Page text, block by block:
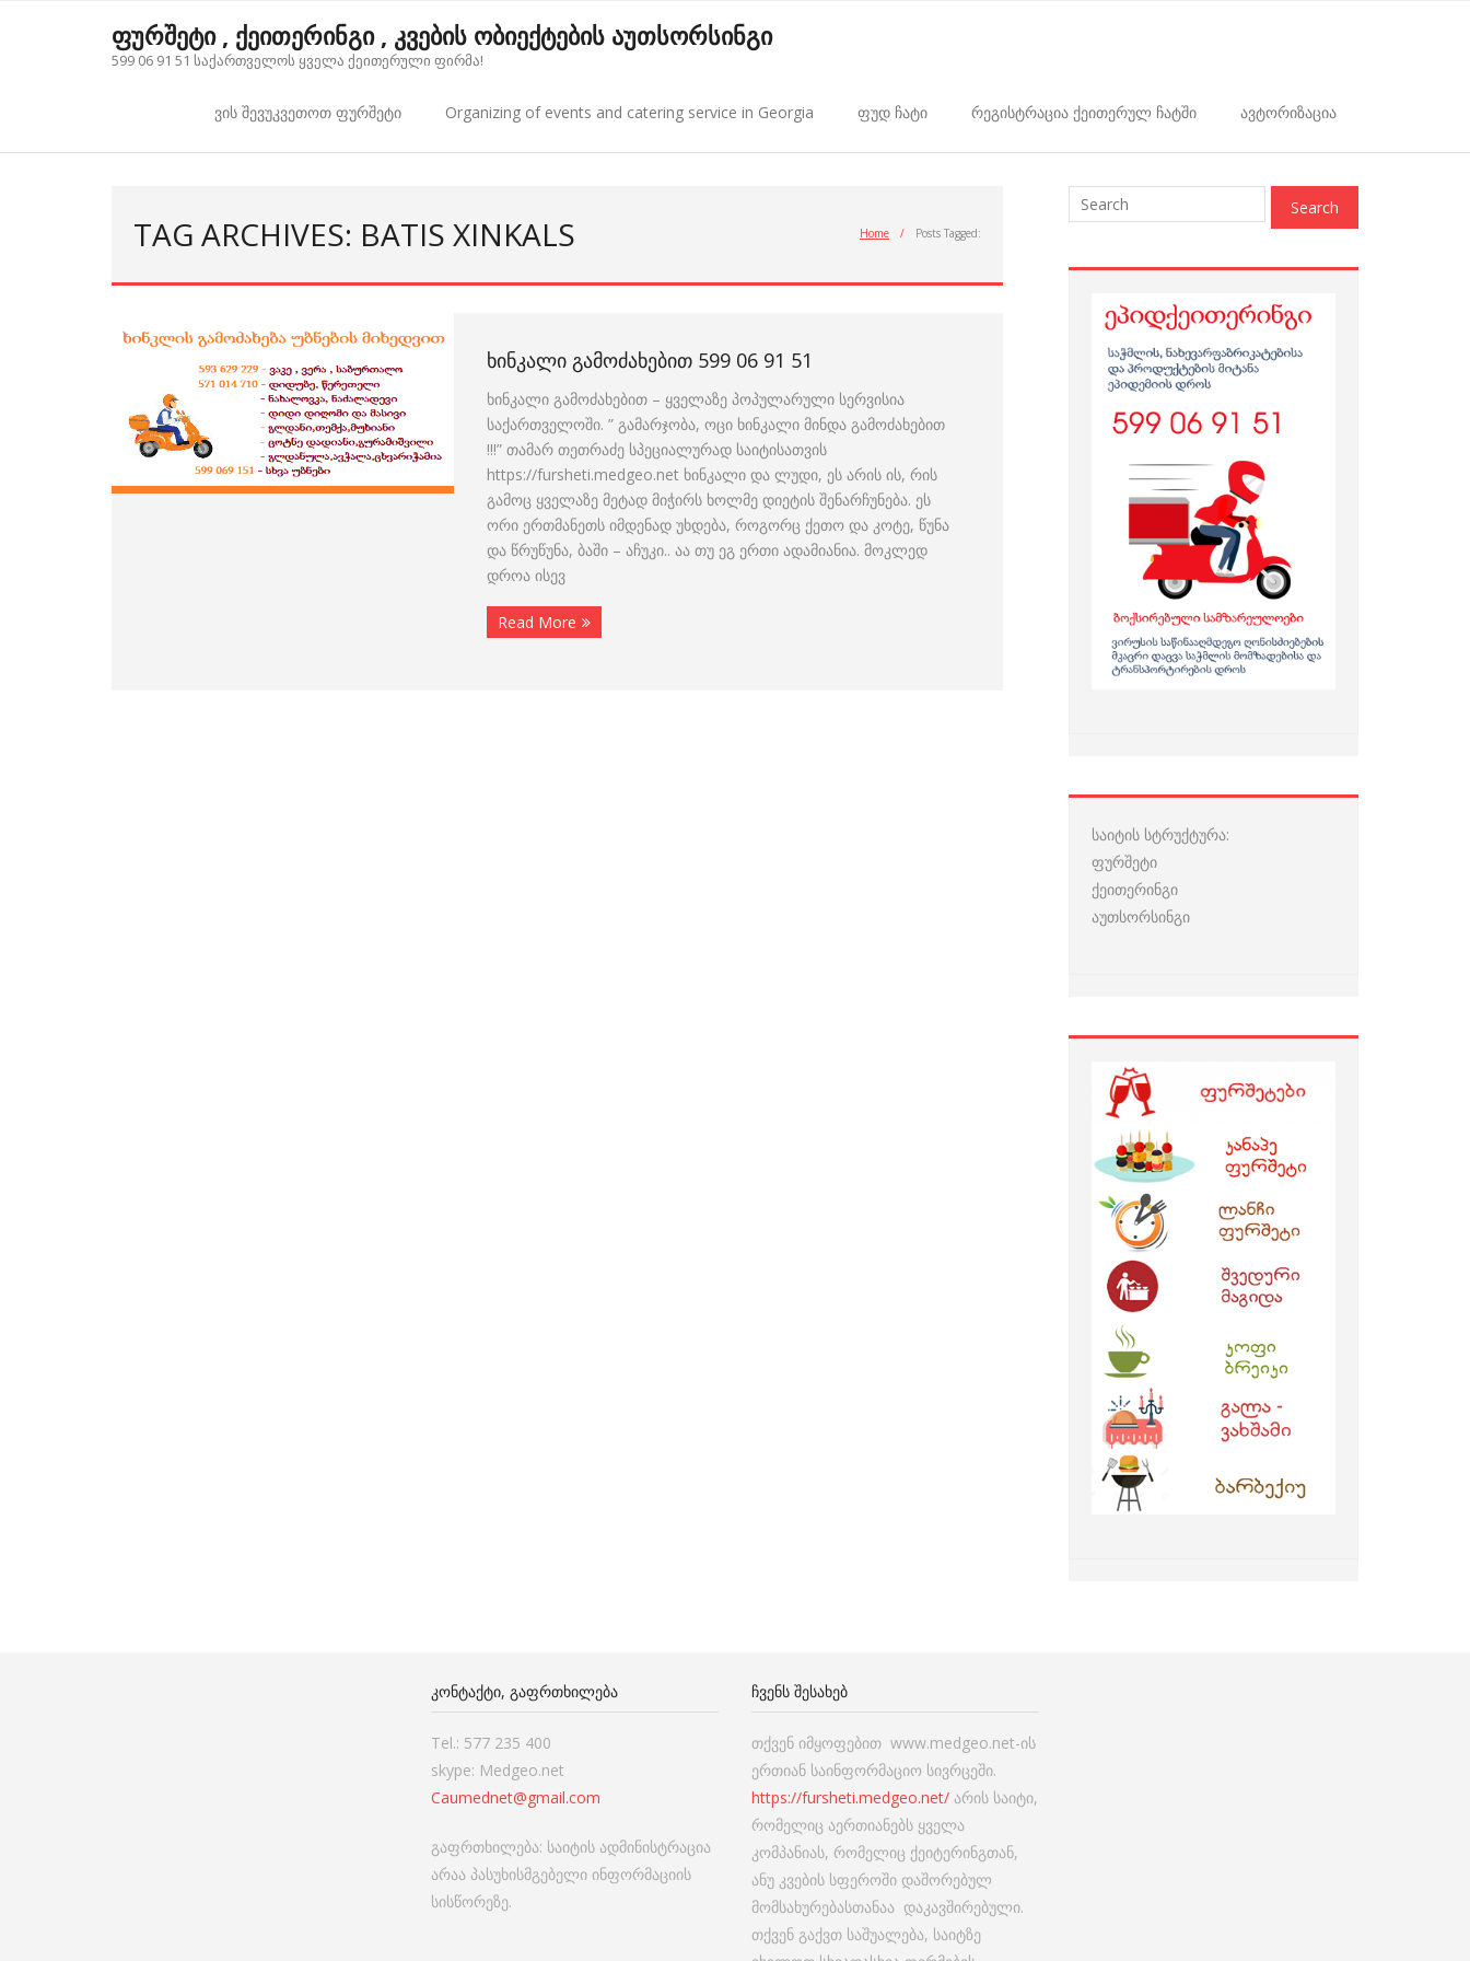
ფურშეტი , ქეითერინგი , კვების ობიექტების აუთსორსინგი
599 06 91 51 საქართველოს ყველა ქეითერული ფირმა!
ვის შევუკვეთოთ ფურშეტი Organizing of events and catering service in Georgia ფუდ ჩატი რეგისტრაცია ქეითერულ ჩატში ავტორიზაცია
TAG ARCHIVES: BATIS XINKALS Home / Posts Tagged:
ᲮᲘᲜᲙᲐᲚᲘ ᲒᲐᲛᲝᲫᲐᲮᲔᲑᲘᲗ 599 06 91 51
ხინკალი გამოძახებით – ყველაზე პოპულარული სერვისია
საქართველოში. ” გამარჯობა, ოცი ხინკალი მინდა გამოძახებით
!!!” თამარ თეთრაძე სპეციალურად საიტისათვის
https://fursheti.medgeo.net ხინკალი და ლუდი, ეს არის ის, რის
გამოც ყველაზე მეტად მიჭირს ხოლმე დიეტის შენარჩუნება. ეს
ორი ერთმანეთს იმდენად უხდება, როგორც ქეთო და კოტე, წუნა
და წრუწუნა, ბაში – აჩუკი.. აა თუ ეგ ერთი ადამიანია. მოკლედ
დროა ისევ
Read More
საიტის სტრუქტურა:
ფურშეტი
ქეითერინგი
აუთსორსინგი
ᲙᲝᲜᲢᲐᲥᲢᲘ, ᲒᲐᲤᲠᲗᲮᲘᲚᲔᲑᲐ
Tel.: 577 235 400
skype: Medgeo.net
Caumednet@gmail.com
გაფრთხილება: საიტის ადმინისტრაცია
არაა პასუხისმგებელი ინფორმაციის
სისწორეზე.
ᲩᲕᲔᲜᲡ ᲨᲔᲡᲐᲮᲔᲑ
თქვენ იმყოფებით www.medgeo.net-ის
ერთიან საინფორმაციო სივრცეში.
https://fursheti.medgeo.net/არის საიტი,
რომელიც აერთიანებს ყველა
კომპანიას, რომელიც ქეიტერინგთან,
ანუ კვების სფეროში დაშორებულ
მომსახურებასთანაა დაკავშირებული.
თქვენ გაქვთ საშუალება, საიტზე